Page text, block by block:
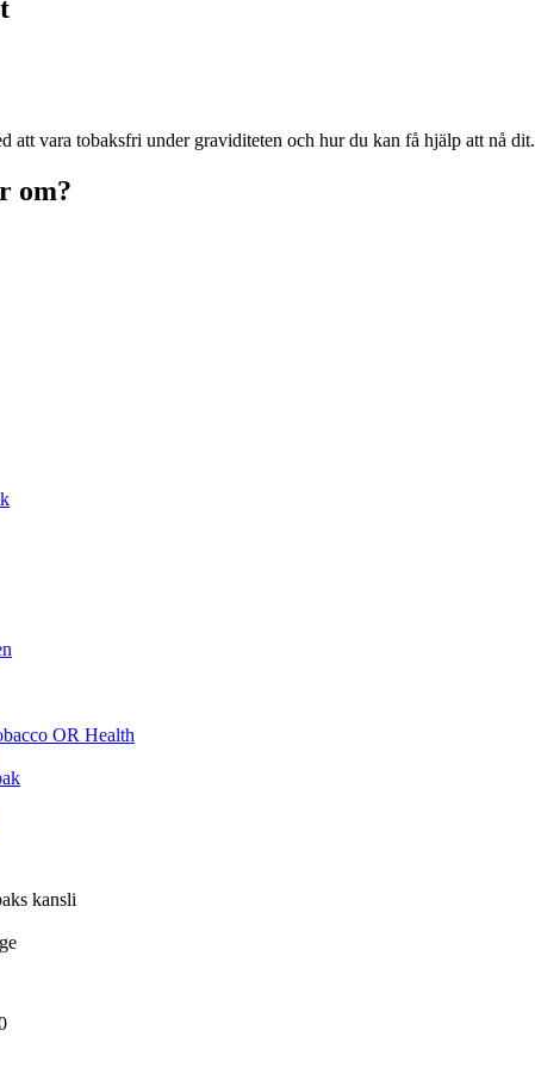
att vara tobaksfri under graviditeten och hur du kan få hjälp att nå dit.
om?
OR Health
kansli